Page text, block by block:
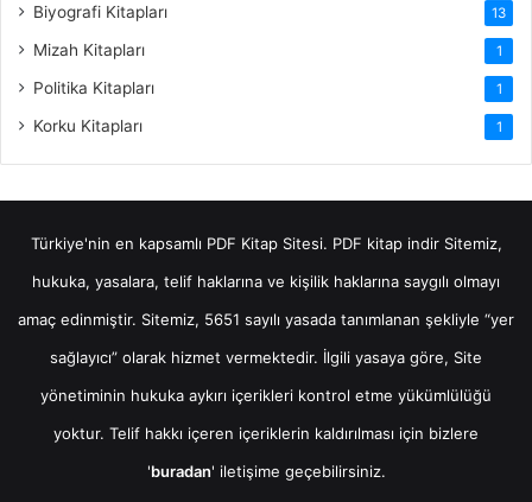
Biyografi Kitapları 13
Mizah Kitapları 1
Politika Kitapları 1
Korku Kitapları 1
Türkiye'nin en kapsamlı PDF Kitap Sitesi. PDF kitap indirSitemiz,
hukuka, yasalara, telif haklarına ve kişilik haklarına saygılı olmayı
amaç edinmiştir. Sitemiz, 5651 sayılı yasada tanımlanan şekliyle “yer
sağlayıcı” olarak hizmet vermektedir. İlgili yasaya göre, Site
yönetiminin hukuka aykırı içerikleri kontrol etme yükümlülüğü
yoktur. Telif hakkı içeren içeriklerin kaldırılması için bizlere
'buradan' iletişime geçebilirsiniz.